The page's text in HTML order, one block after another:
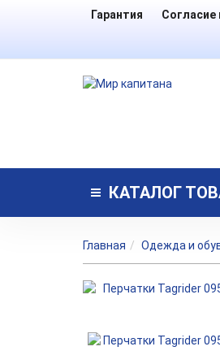
Гарантия Согласие
КАТАЛОГ
Главная Одежда и